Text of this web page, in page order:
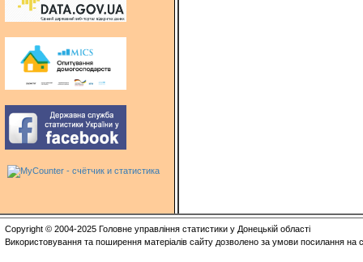
Copyright © 2004-2025 Головне управління статистики у Донецькій області
Використовування та поширення матеріалів сайту дозволено за умови посилання на